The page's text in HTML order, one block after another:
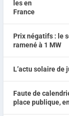
Prix négatifs : le
ramené à 1 MW
L’actu solaire de
Faute de
place publique,